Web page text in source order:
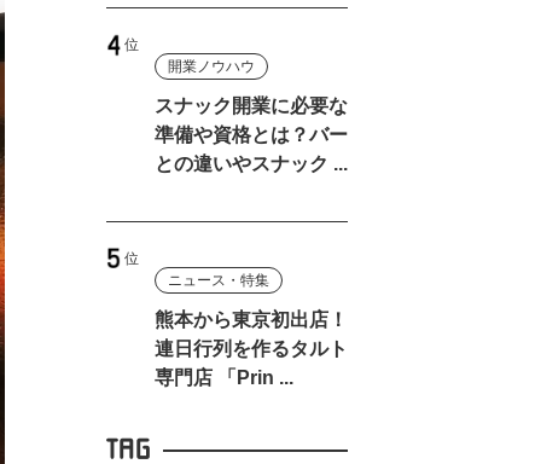
開業ノウハウ
スナック開業に必要な
準備や資格とは？バー
との違いやスナック ...
ニュース・特集
熊本から東京初出店！
連日行列を作るタルト
専門店 「Prin ...
TAG